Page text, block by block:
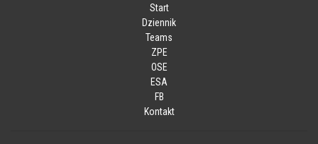
Start
Dziennik
Teams
ZPE
OSE
ESA
FB
Kontakt